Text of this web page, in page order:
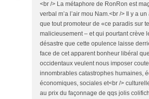
<br /> La métaphore de RonRon est
verbal m’a l’air mou Nam.<br /> Il y a
que tout promoteur de «ce paradis sur
malicieusement – et qui pourtant crève
désastre que cette opulence laisse
face de cet apparent bonheur libéral
occidentaux veulent nous imposer
innombrables catastrophes humaines,
économiques, sociales et<br />
au prix du façonnage de qqs jolis